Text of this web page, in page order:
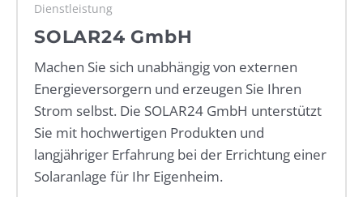
Dienstleistung
SOLAR24 GmbH
Machen Sie sich unabhängig von externen
Energieversorgern und erzeugen Sie Ihren
Strom selbst. Die SOLAR24 GmbH unterstützt
Sie mit hochwertigen Produkten und
langjähriger Erfahrung bei der Errichtung einer
Solaranlage für Ihr Eigenheim.